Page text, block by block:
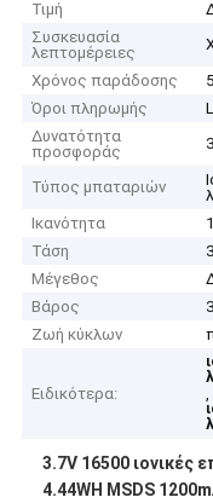
Τιμή
Συσκευασία
λεπτομέρειες
Χρόνος παράδοσης
Όροι πληρωμής
Δυνατότητα
προσφοράς
Τύπος μπαταριών
Ικανότητα
Τάση
Μέγεθος
Βάρος
Ζωή κύκλων
Ειδικότερα: ,
3.7V 16500 ιονικές
4.44WH MSDS